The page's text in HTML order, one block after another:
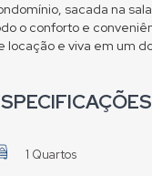
sacada na
o conforto e
locação e viva em um
1 Quartos